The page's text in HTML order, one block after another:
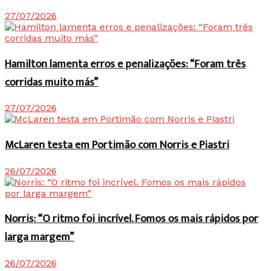
27/07/2026
Hamilton lamenta erros e penalizações: “Foram três
corridas muito más”
27/07/2026
McLaren testa em Portimão com Norris e Piastri
26/07/2026
Norris: “O ritmo foi incrível. Fomos os mais rápidos por
larga margem”
26/07/2026